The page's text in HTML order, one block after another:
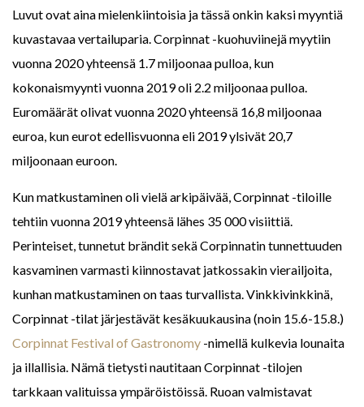
Luvut ovat aina mielenkiintoisia ja tässä onkin kaksi myyntiä
kuvastavaa vertailuparia. Corpinnat -kuohuviinejä myytiin
vuonna 2020 yhteensä 1.7 miljoonaa pulloa, kun
kokonaismyynti vuonna 2019 oli 2.2 miljoonaa pulloa.
Euromäärät olivat vuonna 2020 yhteensä 16,8 miljoonaa
euroa, kun eurot edellisvuonna eli 2019 ylsivät 20,7
miljoonaan euroon.
Kun matkustaminen oli vielä arkipäivää, Corpinnat -tiloille
tehtiin vuonna 2019 yhteensä lähes 35 000 visiittiä.
Perinteiset, tunnetut brändit sekä Corpinnatin tunnettuuden
kasvaminen varmasti kiinnostavat jatkossakin vierailjoita,
kunhan matkustaminen on taas turvallista. Vinkkivinkkinä,
Corpinnat -tilat järjestävät kesäkuukausina (noin 15.6-15.8.)
Corpinnat Festival of Gastronomy -nimellä kulkevia lounaita
ja illallisia. Nämä tietysti nautitaan Corpinnat -tilojen
tarkkaan valituissa ympäröistöissä. Ruoan valmistavat